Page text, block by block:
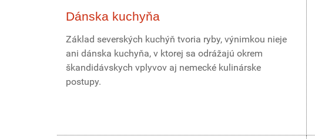
Dánska kuchyňa
Základ severských kuchýň tvoria ryby, výnimkou nieje
ani dánska kuchyňa, v ktorej sa odrážajú okrem
škandidávskych vplyvov aj nemecké kulinárske
postupy.